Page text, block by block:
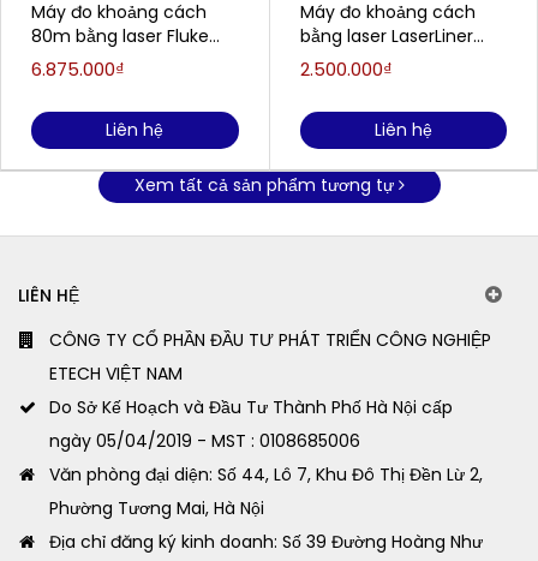
Máy đo khoảng cách
80m bằng laser Fluke
419D
6.875.000₫
Liên hệ
Máy đo khoảng cách
bằng laser LaserLiner
080.937A (50m)
2.500.000₫
Liên hệ
Xem tất cả sản phẩm tương tự
LIÊN HỆ
CÔNG TY CỔ PHẦN ĐẦU TƯ PHÁT TRIỂN CÔNG NGHIỆP
ETECH VIỆT NAM
Do Sở Kế Hoạch và Đầu Tư Thành Phố Hà Nội cấp
ngày 05/04/2019 - MST : 0108685006
Văn phòng đại diện: Số 44, Lô 7, Khu Đô Thị Đền Lừ 2,
Phường Tương Mai, Hà Nội
Địa chỉ đăng ký kinh doanh: Số 39 Đường Hoàng Như